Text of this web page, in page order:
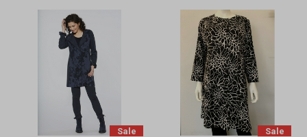
Sale Sale